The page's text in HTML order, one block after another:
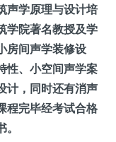
声学原理与设计培
学院著名教授及学
房间声学装修设
性、小空间声学案
计，同时还有消声
程完毕经考试合格